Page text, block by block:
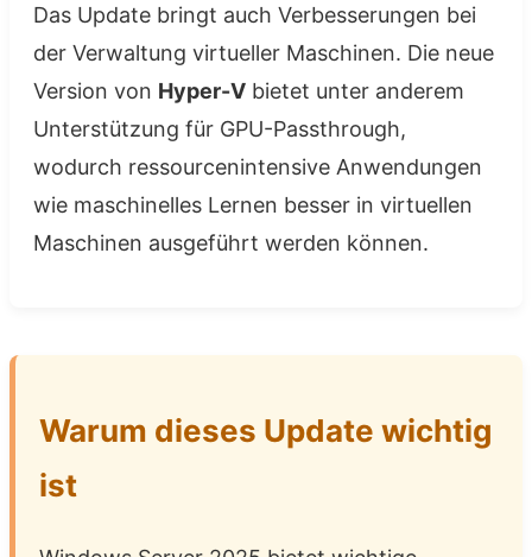
Das Update bringt auch Verbesserungen bei
der Verwaltung virtueller Maschinen. Die neue
Version von Hyper-V bietet unter anderem
Unterstützung für GPU-Passthrough,
wodurch ressourcenintensive Anwendungen
wie maschinelles Lernen besser in virtuellen
Maschinen ausgeführt werden können.
Warum dieses Update wichtig
ist